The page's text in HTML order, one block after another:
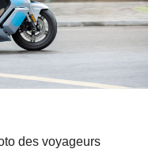
des voyageurs